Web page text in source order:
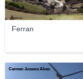
Ferran
Carmen Jussara Alves